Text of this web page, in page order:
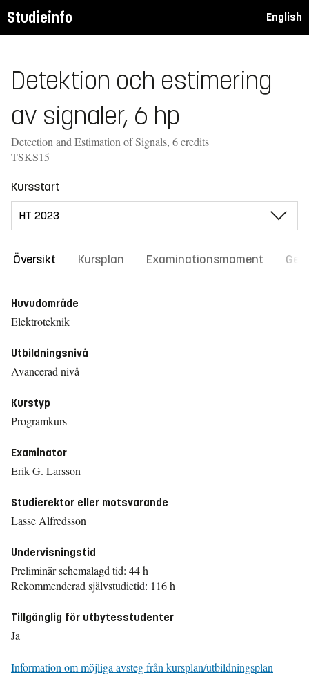
Studieinfo English
Detektion och estimering
av signaler, 6 hp
Detection and Estimation of Signals, 6 credits
TSKS15
Kursstart
Översikt Kursplan Examinationsmoment
Huvudområde
Elektroteknik
Utbildningsnivå
Avancerad nivå
Kurstyp
Programkurs
Examinator
Erik G. Larsson
Studierektor eller motsvarande
Lasse Alfredsson
Undervisningstid
Preliminär schemalagd tid: 44 h
Rekommenderad självstudietid: 116 h
Tillgänglig för utbytesstudenter
Ja
Information om möjliga avsteg från kursplan/utbildningsplan